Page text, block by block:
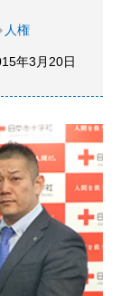
人権
年3月20日